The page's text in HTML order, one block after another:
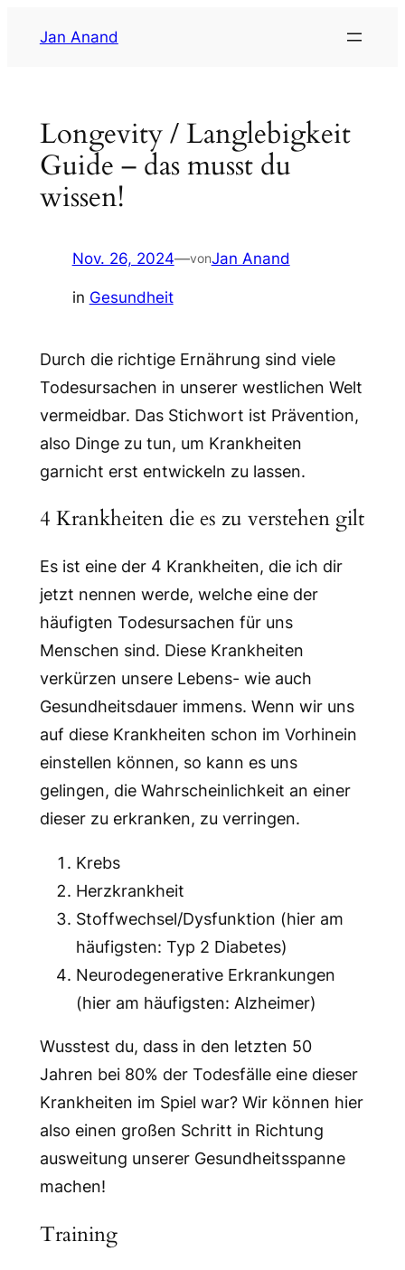
InhaltJan Anand
Longevity / Langlebigkeit
Guide – das musst du
wissen!
Nov. 26, 2024—vonJan Anand
in Gesundheit
Durch die richtige Ernährung sind viele
Todesursachen in unserer westlichen Welt
vermeidbar. Das Stichwort ist Prävention,
also Dinge zu tun, um Krankheiten
garnicht erst entwickeln zu lassen.
4 Krankheiten die es zu verstehen gilt
Es ist eine der 4 Krankheiten, die ich dir
jetzt nennen werde, welche eine der
häufigten Todesursachen für uns
Menschen sind. Diese Krankheiten
verkürzen unsere Lebens- wie auch
Gesundheitsdauer immens. Wenn wir uns
auf diese Krankheiten schon im Vorhinein
einstellen können, so kann es uns
gelingen, die Wahrscheinlichkeit an einer
dieser zu erkranken, zu verringen.
Krebs
Herzkrankheit
Stoffwechsel/Dysfunktion (hier am
häufigsten: Typ 2 Diabetes)
Neurodegenerative Erkrankungen
(hier am häufigsten: Alzheimer)
Wusstest du, dass in den letzten 50
Jahren bei 80% der Todesfälle eine dieser
Krankheiten im Spiel war? Wir können hier
also einen großen Schritt in Richtung
ausweitung unserer Gesundheitsspanne
machen!
Training